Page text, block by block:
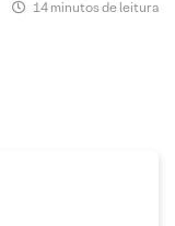
14 minutos de leitura